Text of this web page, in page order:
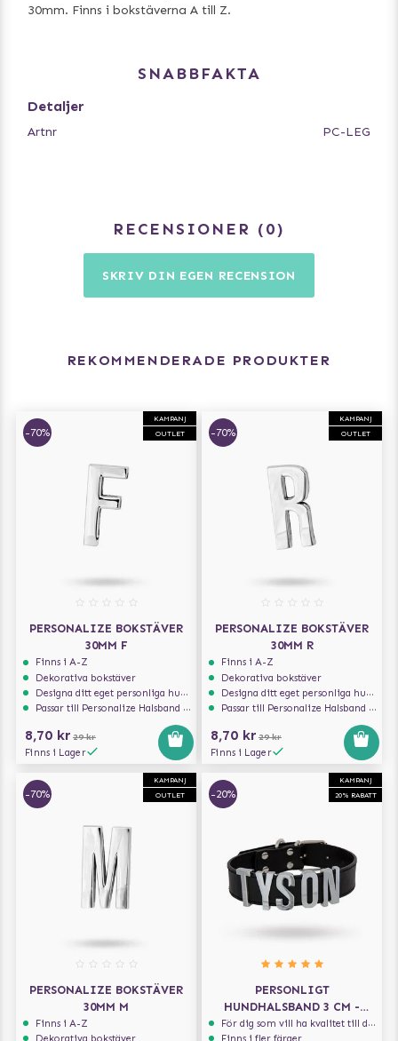
30mm. Finns i bokstäverna A till Z.
SNABBFAKTA
Detaljer
Artnr PC-LEG
RECENSIONER 0
SKRIV DIN EGEN RECENSION
REKOMMENDERADE PRODUKTER
KAMPANJ
OUTLET
-70%
PERSONALIZE BOKSTÄVER
30MM F
Finns i A-Z
Dekorativa bokstäver
Designa ditt eget personliga hundhalsband
Passar till Personalize Halsband 30mm
8,70 kr 29 kr
Finns i Lager
KAMPANJ
OUTLET
-70%
PERSONALIZE BOKSTÄVER
30MM R
Finns i A-Z
Dekorativa bokstäver
Designa ditt eget personliga hundhalsband
Passar till Personalize Halsband 30mm
8,70 kr 29 kr
Finns i Lager
KAMPANJ
OUTLET
-70%
PERSONALIZE BOKSTÄVER
30MM M
Finns i A-Z
KAMPANJ
20% RABATT
-20%
PERSONLIGT
HUNDHALSBAND 3 CM -
SVART
För dig som vill ha kvalitet till din hund!